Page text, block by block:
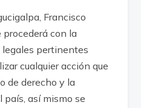
Francisco
procederá con la
pertinentes
cualquier acción que
de derecho y la
así mismo se